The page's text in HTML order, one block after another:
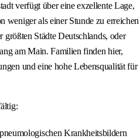
verfügt über eine exzellente Lage,
weniger als einer Stunde zu erreichen
größten Städte Deutschlands, oder
am Main. Familien finden hier,
und eine hohe Lebensqualität für
Krankheitsbildern